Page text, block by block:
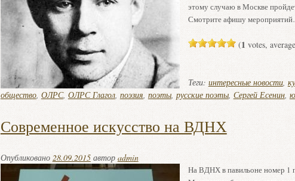
этому случаю в Москве
Смотрите афишу
(1 votes,
Теги: интересные новости,
общество, ОЛРС, ОЛРС Глагол, поэзия, поэты, русские поэты, Сергей Есенин,
Современное искусство на ВДНХ
Опубликовано 28.09.2015автор admin
На ВДНХ в павильоне номер 1